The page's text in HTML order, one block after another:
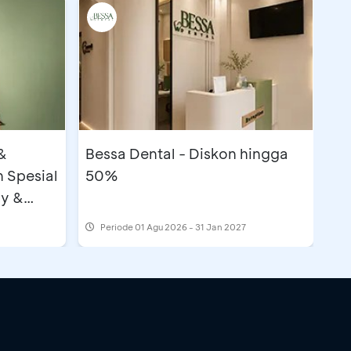
Spesial
&
Bessa Dental - Diskon hingga
50%
Periode01 Agu 2026 - 31 Jan 2027